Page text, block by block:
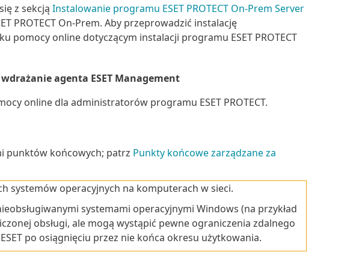
z sekcją Instalowanie programu ESET PROTECT On-Prem Server
PROTECT On-Prem. Aby przeprowadzić instalację
pomocy online dotyczącym instalacji programu ESET PROTECT
agenta ESET Management
online dla administratorów programu ESET PROTECT.
punktów końcowych; patrz Punkty końcowe zarządzane za
systemów operacyjnych na komputerach w sieci.
systemami operacyjnymi Windows (na przykład
obsługi, ale mogą wystąpić pewne ograniczenia zdalnego
po osiągnięciu przez nie końca okresu użytkowania.